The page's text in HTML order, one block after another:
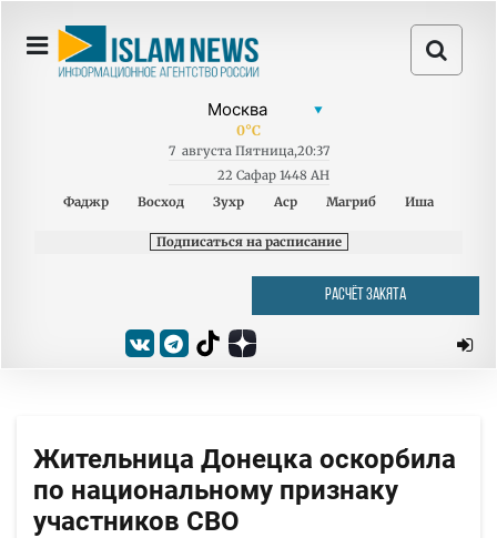
0°C
7 августа Пятница,20:37
22 Сафар 1448 AH
Фаджр
Восход Зухр Аср Магриб Иша
Подписаться на расписание
РАСЧЁТ ЗАКЯТА
Жительница Донецка оскорбила
по национальному признаку
участников СВО